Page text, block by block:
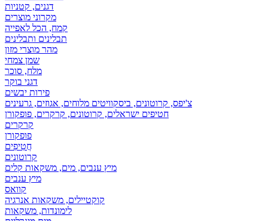
דגנים, קטניות
מקרוני מוצרים
קמח, הכל לאפייה
תבלינים ותבלינים
מהר מוצרי מזון
שמן צמחי
מלח, סוכר
דגני בוקר
פירות יבשים
צ'יפס, קרוטונים, ביסקוויטים מלוחים, אגוזים, גרעינים
חטיפים ישראלים, קרוטונים, קרקרים, פופקורן
קרקרים
פופקורן
חֲטִיפִים
קרוטונים
מיץ ענבים, מים, משקאות קלים
מיץ ענבים
קוואס
קוקטיילים, משקאות אנרגיה
לימונדות, משקאות